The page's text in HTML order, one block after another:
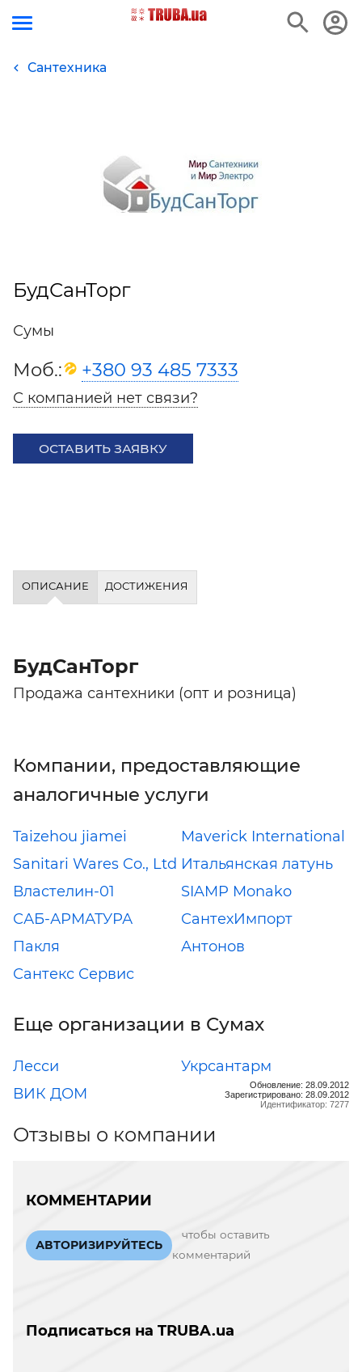
Сантехника
БудСанТорг
Сумы
Моб.: +380 93 485 7333
С компанией нет связи?
ОСТАВИТЬ ЗАЯВКУ
ОПИСАНИЕ ДОСТИЖЕНИЯ
БудСанТорг
Продажа сантехники (опт и розница)
Компании, предоставляющие
аналогичные услуги
Taizehou jiamei
Sanitari Wares Co., Ltd
Maverick International
Итальянская латунь
Властелин-01
SIAMP Monako
САБ-АРМАТУРА
СантехИмпорт
Пакля
Антонов
Сантекс Сервис
Еще организации в Сумах
Лесси
Укрсантарм
ВИК ДОМ
Обновление: 28.09.2012
Зарегистрировано: 28.09.2012
Идентификатор: 7277
Отзывы о компании
КОММЕНТАРИИ
АВТОРИЗИРУЙТЕСЬ
чтобы оставить
комментарий
Подписаться на TRUBA.ua